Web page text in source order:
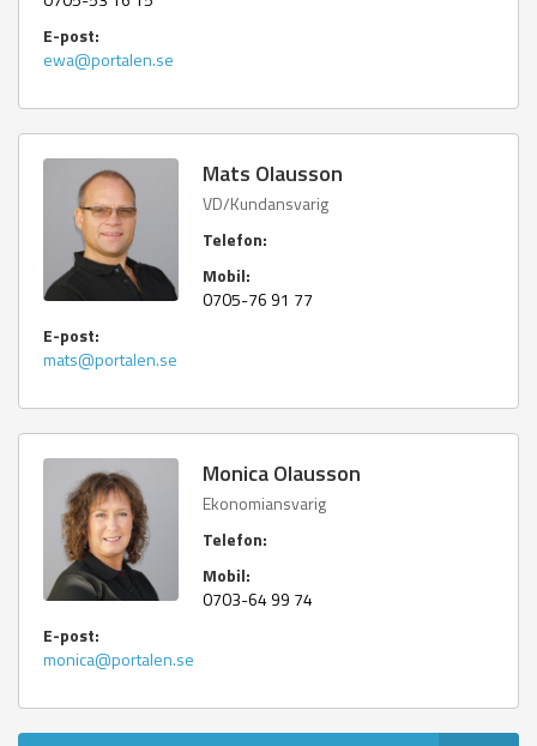
E-post:
ewa@portalen.se
Mats Olausson
VD/Kundansvarig
Telefon:
Mobil:
0705-76 91 77
E-post:
mats@portalen.se
Monica Olausson
Ekonomiansvarig
Telefon:
Mobil:
0703-64 99 74
E-post:
monica@portalen.se